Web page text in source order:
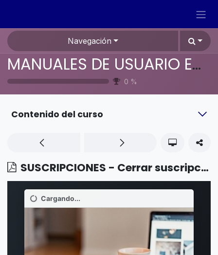
Navegación
MANUALES DE USUARIO EN ESPAÑOL ODOO 19
0 %
Contenido del curso
SUSCRIPCIONES - Cerrar suscripciones